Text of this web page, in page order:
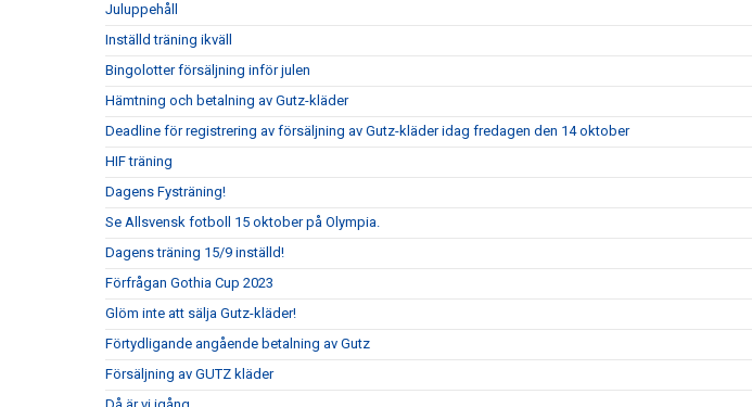
Juluppehåll
Inställd träning ikväll
Bingolotter försäljning inför julen
Hämtning och betalning av Gutz-kläder
Deadline för registrering av försäljning av Gutz-kläder idag fredagen den 14 oktober
HIF träning
Dagens Fysträning!
Se Allsvensk fotboll 15 oktober på Olympia.
Dagens träning 15/9 inställd!
Förfrågan Gothia Cup 2023
Glöm inte att sälja Gutz-kläder!
Förtydligande angående betalning av Gutz
Försäljning av GUTZ kläder